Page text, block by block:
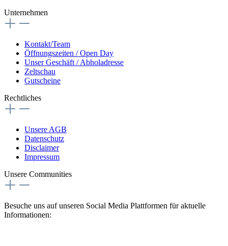
Unternehmen
Kontakt/Team
Öffnungszeiten / Open Day
Unser Geschäft / Abholadresse
Zeltschau
Gutscheine
Rechtliches
Unsere AGB
Datenschutz
Disclaimer
Impressum
Unsere Communities
Besuche uns auf unseren Social Media Plattformen für aktuelle
Informationen: